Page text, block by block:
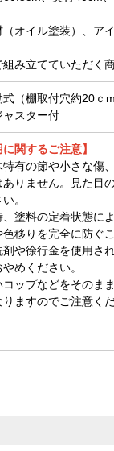
オイル塗装）、ア
組み立てていただく
（棚取付穴約20ｃ
ャスター付
に関するご注意】
有の節や小さな傷
ありません。見た目
。
塗料の定着状態に
移りを完全に防ぐ
や徐行金を使用さ
めください。
ップなどをそのま
ますのでご注意くだ